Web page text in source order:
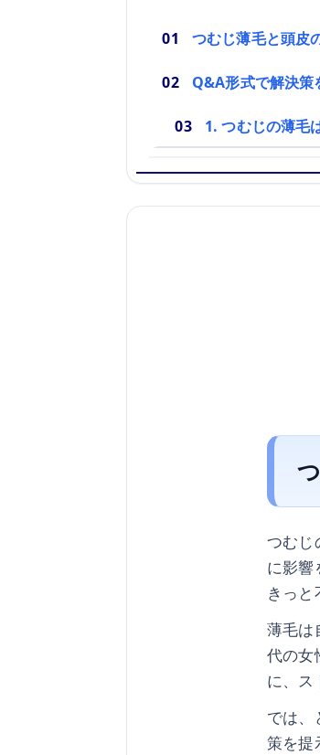
つむじ薄毛と頭皮
Q&A形式で解決策
1. つむじの薄毛
つむじ
に影響
きっと
薄毛は
代の女
に、ス
では、
策を提